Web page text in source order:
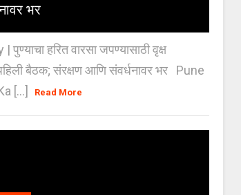
भर
हरित वारसा जपण्यासाठी वृक्ष
बैठक; संरक्षण आणि संवर्धनावर भर Pune
[...]
Read More